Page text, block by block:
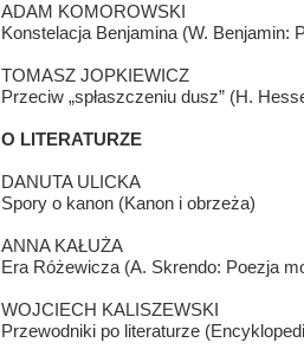
ADAM KOMOROWSKI
Konstelacja Benjamina (W. Benjamin:
TOMASZ JOPKIEWICZ
Przeciw „spłaszczeniu dusz” (H.
O LITERATURZE
DANUTA ULICKA
Spory o kanon (Kanon i obrzeża)
ANNA KAŁUŻA
Era Różewicza (A. Skrendo: Poezja
WOJCIECH KALISZEWSKI
Przewodniki po literaturze